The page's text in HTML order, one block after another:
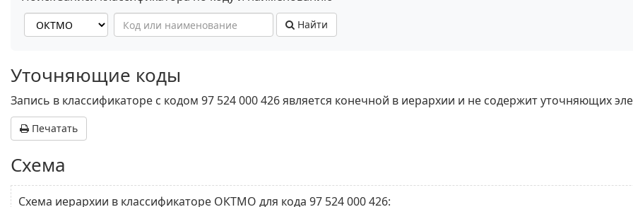
Найти
Уточняющие коды
Запись в классификаторе с кодом 97 524 000 426 является конечной в иерархии и не содержит уточняющих
Печатать
Схема
Схема иерархии в классификаторе ОКТМО для кода 97 524 000 426: